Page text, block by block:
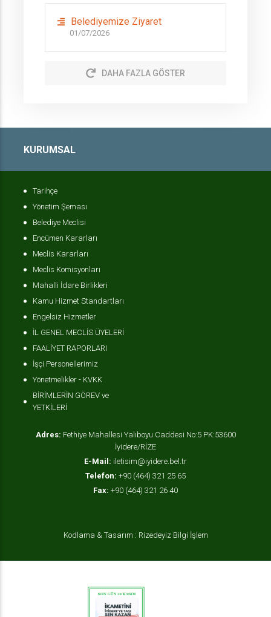
Belediyemize Ziyaret
01/07/2026
DAHA FAZLA GÖSTER
KURUMSAL
Tarihçe
Yönetim Şeması
Belediye Meclisi
Encümen Kararları
Meclis Kararları
Meclis Komisyonları
Mahalli İdare Birlikleri
Kamu Hizmet Standartları
Engelsiz Hizmetler
İL GENEL MECLİS ÜYELERİ
FAALİYET RAPORLARI
İşçi Personellerimiz
Yönetmelikler - KVKK
BİRİMLERİN GÖREV ve
YETKİLERİ
Adres: Fethiye Mahallesi Yalıboyu Caddesi No:5 PK:53600
İyidere/RİZE
E-Mail: iletisim@iyidere.bel.tr
Telefon: +90 (464) 321 25 65
Fax: +90 (464) 321 26 40
Kodlama & Tasarım : Rizedeyiz Bilgi İşlem